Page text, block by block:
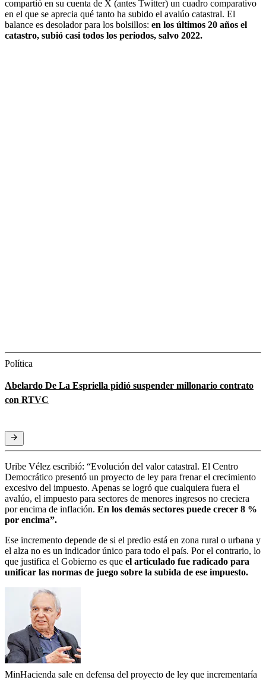
compartió en su cuenta de X (antes Twitter) un cuadro comparativo
en el que se aprecia qué tanto ha subido el avalúo catastral. El
balance es desolador para los bolsillos: en los últimos 20 años el
catastro, subió casi todos los periodos, salvo 2022.
Política
Abelardo De La Espriella pidió suspender millonario contrato
con RTVC
Uribe Vélez escribió: “Evolución del valor catastral. El Centro
Democrático presentó un proyecto de ley para frenar el crecimiento
excesivo del impuesto. Apenas se logró que cualquiera fuera el
avalúo, el impuesto para sectores de menores ingresos no creciera
por encima de inflación. En los demás sectores puede crecer 8 %
por encima”.
Ese incremento depende de si el predio está en zona rural o urbana y
el alza no es un indicador único para todo el país. Por el contrario, lo
que justifica el Gobierno es que el articulado fue radicado para
unificar las normas de juego sobre la subida de ese impuesto.
MinHacienda sale en defensa del proyecto de ley que incrementaría